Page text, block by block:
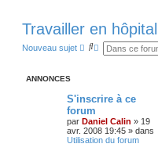
Travailler en
Nouveau sujet
R
c
h
e
r
R
c
e
a
v
ANNONCES
S'inscrire à ce
forum
par Daniel Calin » 19
avr. 2008 19:45 » dans
Utilisation du forum